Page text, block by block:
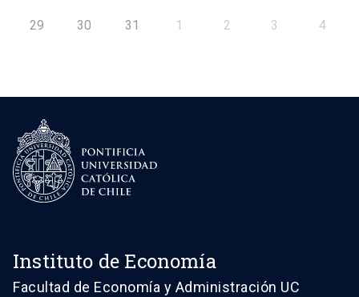
29 30 31 1 2 3 4
Instituto de Economía
Facultad de Economía y Administración UC